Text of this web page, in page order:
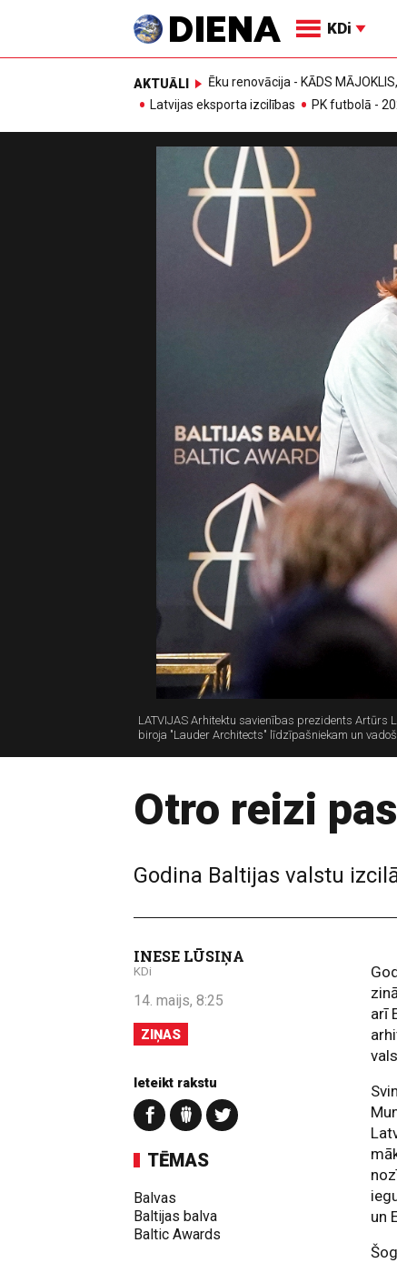
KDi
AKTUĀLI Ēku renovācija - KĀDS
Latvijas eksporta izcilības
PK futbolā -
LATVIJAS Arhitektu savienības prezidents Artūrs
biroja "Lauder Architects" līdzīpašniekam un
Otro reizi
Godina Baltijas valstu
INESE LŪSIŅA
KDi
14. maijs, 8:25
ZIŅAS
Ieteikt rakstu
TĒMAS
Balvas
Baltijas balva
Baltic Awards
arī
un